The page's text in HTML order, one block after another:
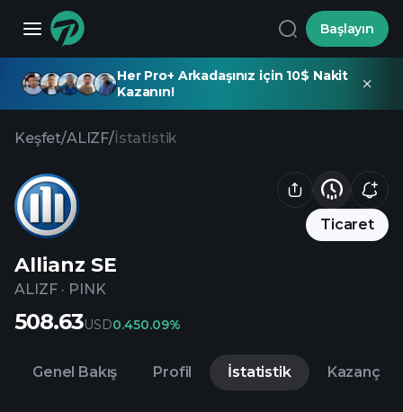
Başlayın
Her Pro+ Arkadaşınız için 10$ Nakit
Kazanın!
Keşfet/ALIZF/İstatistik
Ticaret
Allianz SE
ALIZF · PINK
508.63USD0.450.09%
Genel Bakış Profil İstatistik Kazanç